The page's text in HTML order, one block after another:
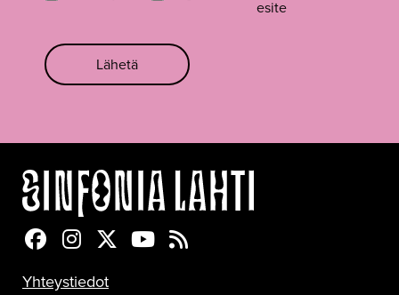
esite
Lähetä
Sinfonia Lahti Facebookissa
Sinfonia Lahti Instagramissa
Sinfonia Lahti Twitterissä
Sinfonia Lahti YouTubessa
Sinfonia Lahti RSS-feed
Yhteystiedot